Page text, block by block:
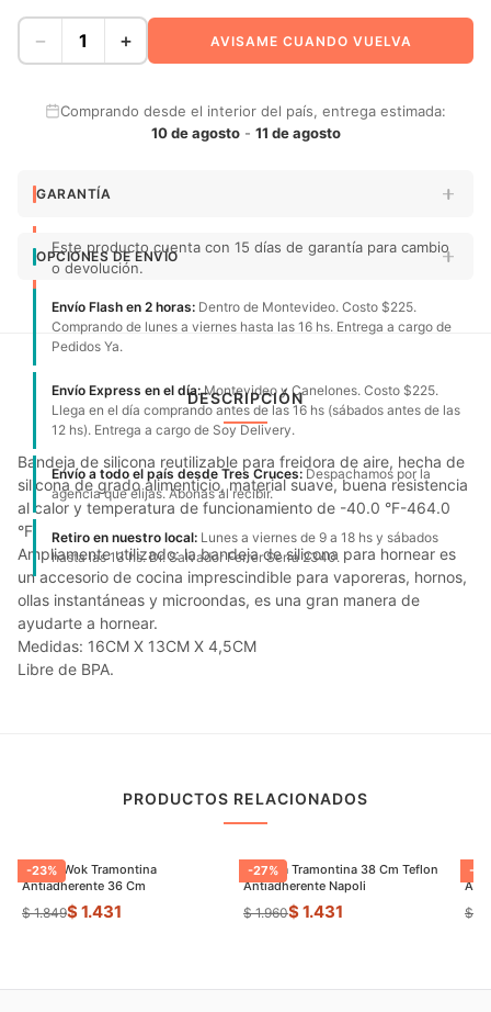
− + AVISAME CUANDO VUELVA
Comprando desde el interior del país, entrega estimada:
10 de agosto- 11 de agosto
GARANTÍA
Este producto cuenta con 15 días de garantía para cambio
o devolución.
OPCIONES DE ENVÍO
Envío Flash en 2 horas: Dentro de Montevideo. Costo $225.
Comprando de lunes a viernes hasta las 16 hs. Entrega a cargo de
Pedidos Ya.
Envío Express en el día:Montevideo y Canelones. Costo $225.
Llega en el día comprando antes de las 16 hs (sábados antes de las
12 hs). Entrega a cargo de Soy Delivery.
Envío a todo el país desde Tres Cruces: Despachamos por la
agencia que elijas. Abonas al recibir.
Retiro en nuestro local: Lunes a viernes de 9 a 18 hs y sábados
hasta las 13 hs. Dr. Salvador Ferrer Serra 2340.
DESCRIPCIÓN
Bandeja de silicona reutilizable para freidora de aire, hecha de
silicona de grado alimenticio, material suave, buena resistencia
al calor y temperatura de funcionamiento de -40.0 °F-464.0
°F.
Ampliamente utilizado: la bandeja de silicona para hornear es
un accesorio de cocina imprescindible para vaporeras, hornos,
ollas instantáneas y microondas, es una gran manera de
ayudarte a hornear.
Medidas: 16CM X 13CM X 4,5CM
Libre de BPA.
PRODUCTOS RELACIONADOS
-23%
Sarten Wok Tramontina
Antiadherente 36 Cm
$ 1.849$ 1.431
-27%
Paellera Tramontina 38 Cm Teflon
Antiadherente Napoli
$ 1.960$ 1.431
-
$